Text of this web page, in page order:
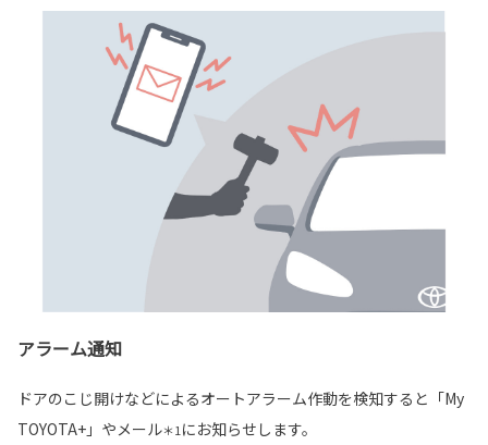
アラーム通知
ドアのこじ開けなどによるオートアラーム作動を検知すると「My
TOYOTA+」やメール＊1 にお知らせします。